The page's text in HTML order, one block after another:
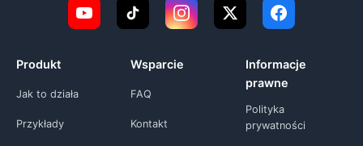
Produkt
Jak to działa
Przykłady
Wsparcie
FAQ
Kontakt
Informacje
prawne
Polityka
prywatności